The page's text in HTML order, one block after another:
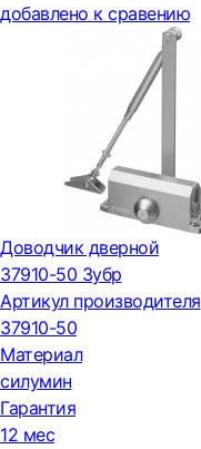
добавлено к сравению
Доводчик дверной
37910-50 Зубр
Артикул производителя
37910-50
Материал
силумин
Гарантия
12 мес